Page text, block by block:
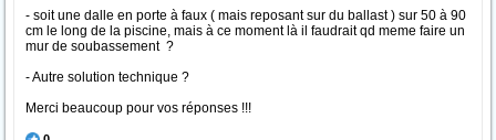
- soit une dalle en porte à faux ( mais reposant sur du ballast ) sur 50 à 90
cm le long de la piscine, mais à ce moment là il faudrait qd meme faire un
mur de soubassement ?
- Autre solution technique ?
Merci beaucoup pour vos réponses !!!